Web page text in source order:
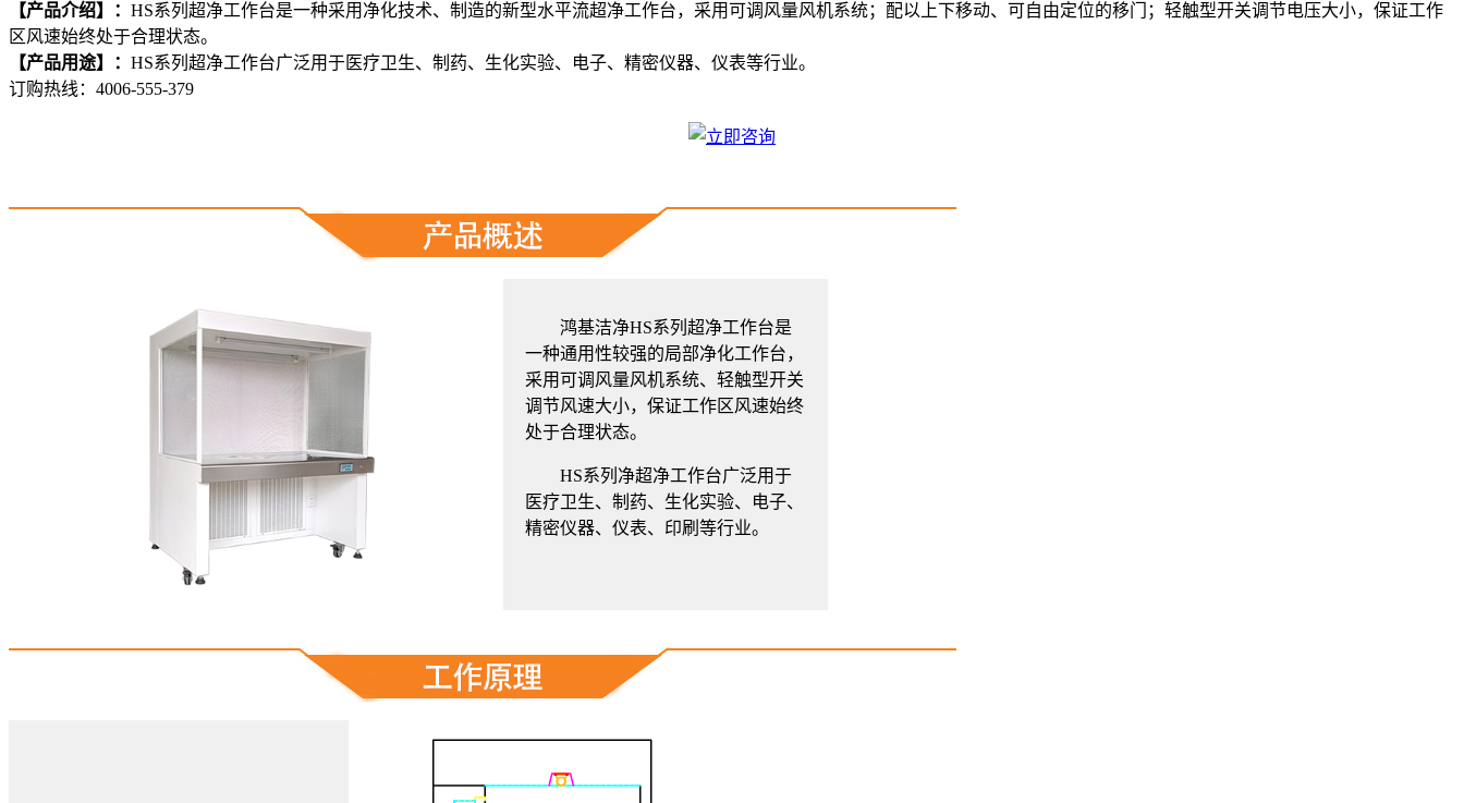
【产品介绍】： HS系列超净工作台是一种采用净化技术、制造的新型水平流超净工作台，采用可调风量风机系统；配以上下移动、可自由定位的移门；轻触型开关调节电压大小，保证工作
区风速始终处于合理状态。
【产品用途】： HS系列超净工作台广泛用于医疗卫生、制药、生化实验、电子、精密仪器、仪表等行业。
订购热线： 4006-555-379
鸿基洁净HS系列超净工作台是
一种通用性较强的局部净化工作台，
采用可调风量风机系统、轻触型开关
调节风速大小，保证工作区风速始终
处于合理状态。
HS系列净超净工作台广泛用于
医疗卫生、制药、生化实验、电子、
精密仪器、仪表、印刷等行业。